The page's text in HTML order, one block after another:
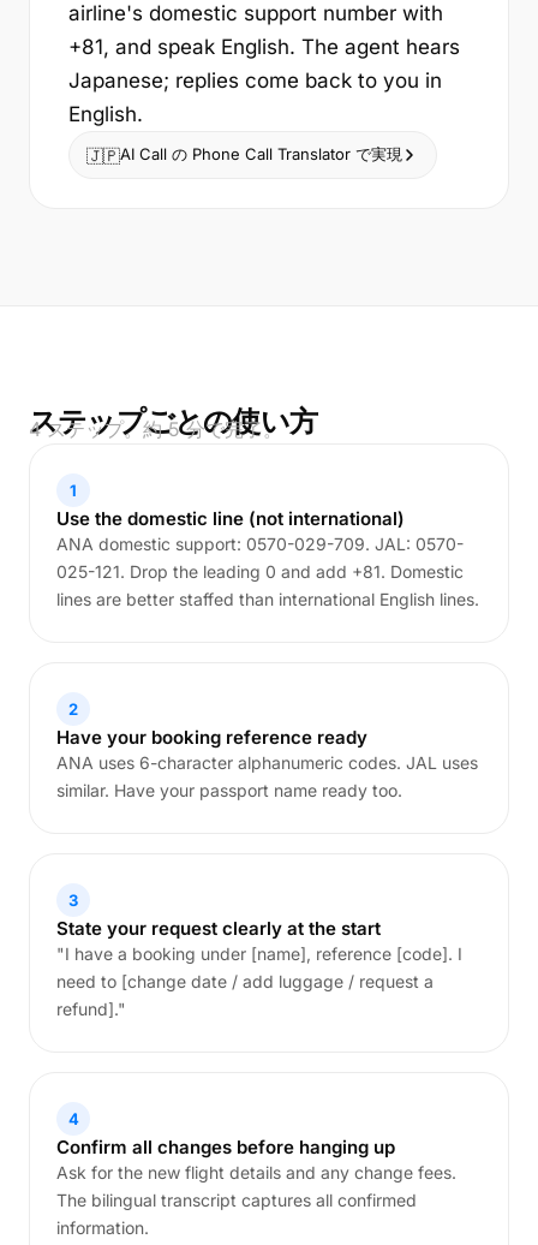
airline's domestic support number with
+81, and speak English. The agent hears
Japanese; replies come back to you in
English.
🇯🇵AI Call の Phone Call Translator で実現
ステップごとの使い方
4 ステップ。約 5 分で完了。
1
Use the domestic line (not international)
ANA domestic support: 0570-029-709. JAL: 0570-
025-121. Drop the leading 0 and add +81. Domestic
lines are better staffed than international English lines.
2
Have your booking reference ready
ANA uses 6-character alphanumeric codes. JAL uses
similar. Have your passport name ready too.
3
State your request clearly at the start
"I have a booking under [name], reference [code]. I
need to [change date / add luggage / request a
refund]."
4
Confirm all changes before hanging up
Ask for the new flight details and any change fees.
The bilingual transcript captures all confirmed
information.